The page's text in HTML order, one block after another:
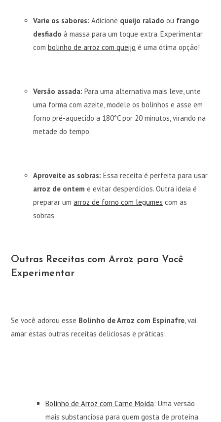
Varie os sabores: Adicione queijo ralado ou frango
desfiado à massa para um toque extra. Experimentar
combolinho de arroz com queijo é uma ótima opção!
Versão assada: Para uma alternativa mais leve, unte
uma forma com azeite, modele os bolinhos e asse em
forno pré-aquecido a 180°C por 20 minutos, virando na
metade do tempo.
Aproveite as sobras: Essa receita é perfeita para usar
arroz de ontem e evitar desperdícios. Outra ideia é
preparar umarroz de forno com legumes com as
sobras.
Outras Receitas com Arroz para Você
Experimentar
Se você adorou esse Bolinho de Arroz com Espinafre , vai
amar estas outras receitas deliciosas e práticas:
Bolinho de Arroz com Carne Moída: Uma versão
mais substanciosa para quem gosta de proteína.